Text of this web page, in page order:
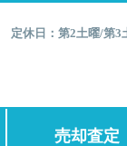
定休日：第2土曜/第
売却査定